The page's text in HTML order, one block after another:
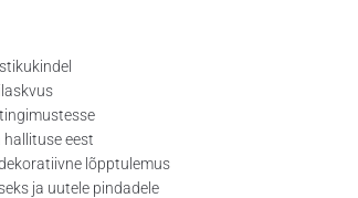
eest
lõpptulemus
ja uutele pindadele